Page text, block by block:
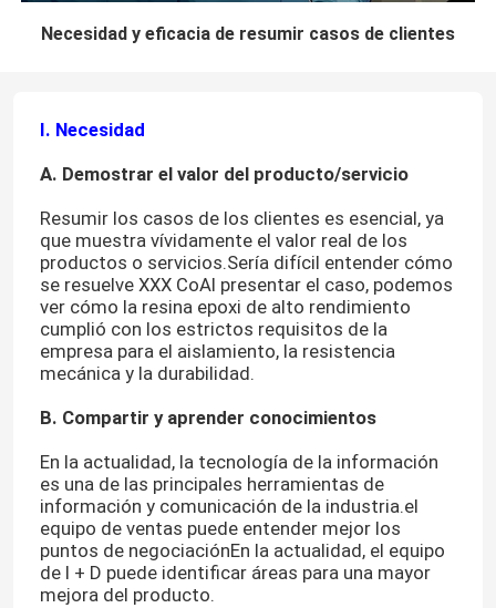
Necesidad y eficacia de resumir casos de clientes
I. Necesidad
A. Demostrar el valor del producto/servicio
Resumir los casos de los clientes es esencial, ya
que muestra vívidamente el valor real de los
productos o servicios.Sería difícil entender cómo
se resuelve XXX CoAl presentar el caso, podemos
ver cómo la resina epoxi de alto rendimiento
cumplió con los estrictos requisitos de la
empresa para el aislamiento, la resistencia
mecánica y la durabilidad.
B. Compartir y aprender conocimientos
En la actualidad, la tecnología de la información
es una de las principales herramientas de
información y comunicación de la industria.el
equipo de ventas puede entender mejor los
puntos de negociaciónEn la actualidad, el equipo
de I + D puede identificar áreas para una mayor
mejora del producto.